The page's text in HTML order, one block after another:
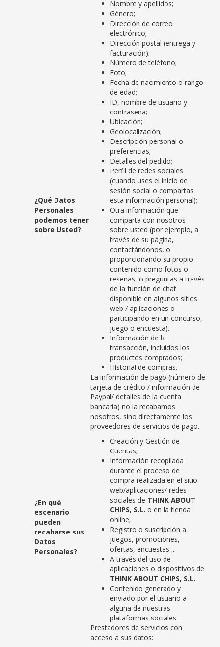
¿Qué Datos
Personales
podemos tener
sobre Usted?
Nombre y apellidos;
Género;
Dirección de correo
electrónico;
Dirección postal (entrega y
facturación);
Número de teléfono;
Foto;
Fecha de nacimiento o rango
de edad;
ID, nombre de usuario y
contraseña;
Ubicación;
Geolocalización;
Descripción personal o
preferencias;
Detalles del pedido;
Perfil de redes sociales
(cuando uses el inicio de
sesión social o compartas
esta información personal);
Otra información que
comparta con nosotros
sobre usted (por ejemplo, a
través de su página,
contactándonos, o
proporcionando su propio
contenido como fotos o
reseñas, o preguntas a través
de la función de chat
disponible en algunos sitios
web / aplicaciones o
participando en un concurso,
juego o encuesta).
Información de la
transacción, incluidos los
productos comprados;
Historial de compras.
La información de pago (número de
tarjeta de crédito / información de
Paypal/ detalles de la cuenta
bancaria) no la recabamos
nosotros, sino directamente los
proveedores de servicios de pago.
¿En qué
escenario
pueden
recabarse sus
Datos
Personales?
Creación y Gestión de
Cuentas;
Información recopilada
durante el proceso de
compra realizada en el sitio
web/aplicaciones/ redes
sociales de THINK ABOUT
CHIPS, S.L. o en la tienda
online;
Registro o suscripción a
juegos, promociones,
ofertas, encuestas ...
A través del uso de
aplicaciones o dispositivos de
THINK ABOUT CHIPS, S.L..
Contenido generado y
enviado por el usuario a
alguna de nuestras
plataformas sociales.
Prestadores de servicios con
acceso a sus datos: